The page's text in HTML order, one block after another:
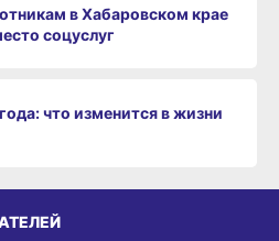
в Хабаровском крае
соцуслуг
что изменится в жизни